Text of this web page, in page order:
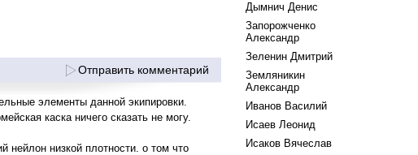
Отправить комментарий
элементы данной экипировки.
каска ничего сказать не могу.
нейлон низкой плотности. о том что
Дымнич Денис
Запорожченко
Александр
Зеленин Дмитрий
Земляникин
Александр
Иванов Василий
Исаев Леонид
Исаков Вячеслав